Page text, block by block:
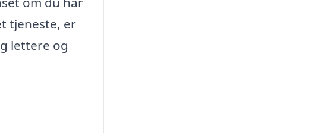
tjeneste, er
lettere og